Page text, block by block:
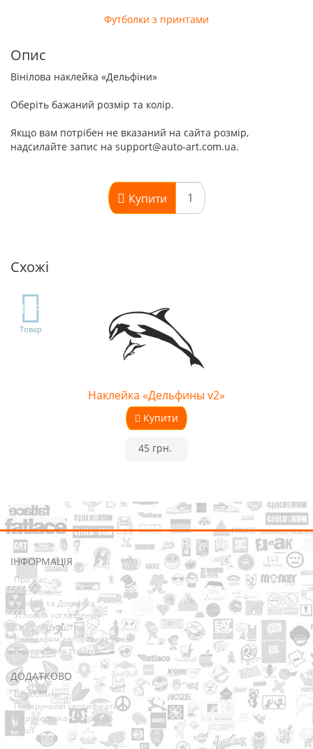
Футболки з принтами
Опис
Вінілова наклейка «Дельфіни»
Оберіть бажаний розмір та колір.
Якщо вам потрібен не вказаний на сайта розмір,
надсилайте запис на support@auto-art.com.ua.
Купити
Схожі
TOP
Товар
Наклейка «Дельфины v2»
Купити
45 грн.
ІНФОРМАЦІЯ
Про нас
Доставка
Оплата та Доставка
Условия соглашения
Співробітництво
Володарям авторських прав
Повернення товарів
ДОДАТКОВО
Виробники
Подарункові сертифікати
Партнерська програма
Акції